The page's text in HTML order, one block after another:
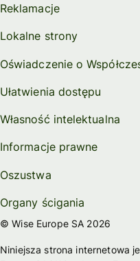
Reklamacje
Lokalne strony
Oświadczenie o
Ułatwienia dostępu
Własność intelektualna
Informacje prawne
Oszustwa
Organy ścigania
© Wise Europe SA 2026
Niniejsza strona internetowa